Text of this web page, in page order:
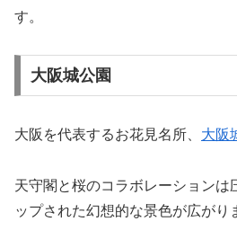
す。
大阪城公園
大阪を代表するお花見名所、 大阪
天守閣と桜のコラボレーションは
ップされた幻想的な景色が広がり